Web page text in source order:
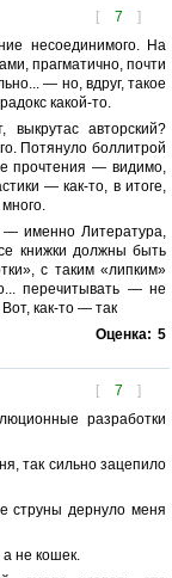
[ 7 ]
несоединимого. На
прагматично, почти
— но, вдруг, такое
какой-то.
выкрутас авторский?
Потянуло боллитрой
прочтения — видимо,
— как-то, в итоге,
именно Литература,
книжки должны быть
с таким «липким»
перечитывать — не
как-то — так
Оценка: 5
[ 7 ]
разработки
так сильно зацепило
струны дернуло меня
не кошек.